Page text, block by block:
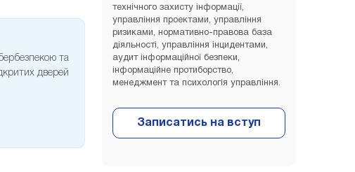
та
дверей
технічного захисту інформації,
управління проектами, управління
ризиками, нормативно-правова база
діяльності, управління інцидентами,
аудит інформаційної безпеки,
інформаційне протиборство,
менеджмент та психологія управління.